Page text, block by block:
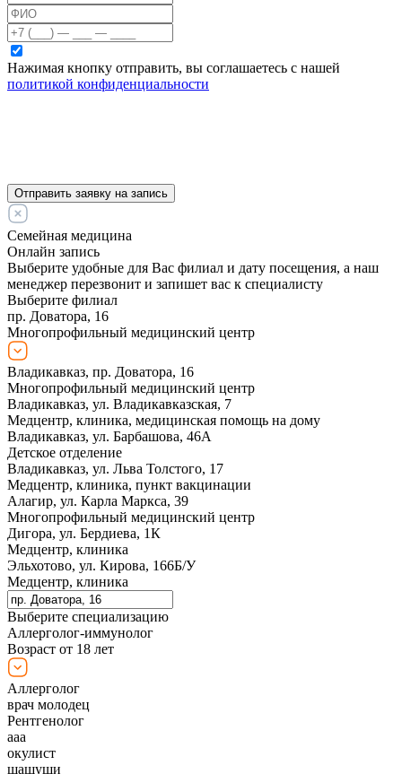
Нажимая кнопку отправить, вы соглашаетесь с нашей
политикой конфиденциальности
Отправить заявку на запись
Семейная медицина
Онлайн запись
Выберите удобные для Вас филиал и дату посещения, а наш
менеджер перезвонит и запишет вас к специалисту
Выберите филиал
пр. Доватора, 16
Многопрофильный медицинский центр
Владикавказ, пр. Доватора, 16
Многопрофильный медицинский центр
Владикавказ, ул. Владикавказская, 7
Медцентр, клиника, медицинская помощь на дому
Владикавказ, ул. Барбашова, 46А
Детское отделение
Владикавказ, ул. Льва Толстого, 17
Медцентр, клиника, пункт вакцинации
Алагир, ул. Карла Маркса, 39
Многопрофильный медицинский центр
Дигора, ул. Бердиева, 1К
Медцентр, клиника
Эльхотово, ул. Кирова, 166Б/У
Медцентр, клиника
Выберите специализацию
Аллерголог-иммунолог
Возраст от 18 лет
Аллерголог
врач молодец
Рентгенолог
ааа
окулист
щащущи